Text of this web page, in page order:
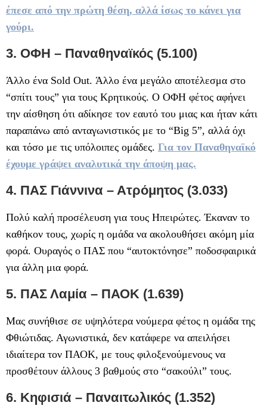
έπεσε από την πρώτη θέση, αλλά ίσως το κάνει για
γούρι.
3. ΟΦΗ – Παναθηναϊκός (5.100)
Άλλο ένα Sold Out. Άλλο ένα μεγάλο αποτέλεσμα στο
“σπίτι τους” για τους Κρητικούς. Ο ΟΦΗ φέτος αφήνει
την αίσθηση ότι αδίκησε τον εαυτό του μιας και ήταν κάτι
παραπάνω από ανταγωνιστικός με το “Big 5”, αλλά όχι
και τόσο με τις υπόλοιπες ομάδες. Για τον Παναθηναϊκό
έχουμε γράψει αναλυτικά την άποψη μας.
4. ΠΑΣ Γιάννινα – Ατρόμητος (3.033)
Πολύ καλή προσέλευση για τους Ηπειρώτες. Έκαναν το
καθήκον τους, χωρίς η ομάδα να ακολουθήσει ακόμη μία
φορά. Ουραγός ο ΠΑΣ που “αυτοκτόνησε” ποδοσφαιρικά
για άλλη μια φορά.
5. ΠΑΣ Λαμία – ΠΑΟΚ (1.639)
Μας συνήθισε σε υψηλότερα νούμερα φέτος η ομάδα της
Φθιώτιδας. Αγωνιστικά, δεν κατάφερε να απειλήσει
ιδιαίτερα τον ΠΑΟΚ, με τους φιλοξενούμενους να
προσθέτουν άλλους 3 βαθμούς στο “σακούλι” τους.
6. Κηφισιά – Παναιτωλικός (1.352)